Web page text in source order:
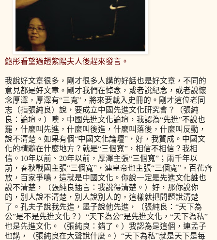
鮑彤看望過趙紫陽夫人後趕來發言。
我說好文章很多，剛才很多人講的好話也是好文章，不同的
意見都是好文章。剛才我們在悼念，或者說紀念，或者說懷
念厚澤，厚澤有“三寬”，將來要載入史冊的。剛才這位老同
志（指張純良）說，要成立中國先進文化研究會？（張純
良：論壇。）噢，中國先進文化論壇，我認為“先進”不說也
罷，什麼叫先進，什麼叫後進，什麼叫落後，什麼叫反動，
說不清楚。如果有個“中國文化論壇”，好，我贊成。中國文
化的精髓在什麼地方？就是“三個寬”，相信不相信？我相
信。10年以前、20年以前，厚澤主張“三個寬”；兩千年以
前，春秋戰國主張“三個寬”，連皇帝也主張“三個寬”，百花齊
放，百家爭鳴，這就是中國文化。你說一定是先進文化誰也
說不清楚，（張純良插言：我說得清楚。）好，那你說你
的，別人說不清楚，別人說別人的，這樣就把問題說清楚
了。孔夫子說我先進，墨子說他先進，（張純良：“天下為
公”是不是先進文化？）“天下為公”是先進文化，“天下為私”
也是先進文化。（張純良：錯了。）我認為是這個，連孟子
也講，（張純良在大聲說什麼。）“天下為私”就是天下是每